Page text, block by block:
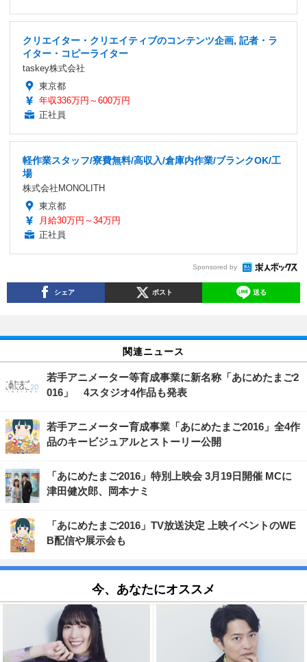
クリエイター・クリエイティブのコンテンツ企画, 記者・ラ
イター・コピーライター
taskey株式会社
東京都
年収336万円～600万円
正社員
軽作業スタッフ/寮費無料/高収入/倉庫内作業/ブランクOK/工
場
株式会社MONOLITH
東京都
月給30万円～34万円
正社員
Sponsored by
シェア ポスト 送る
関連ニュース
若手アニメーター等育成事業に新名称「あにめたまご2
016」 4スタジオ4作品も発表
若手アニメーター育成事業「あにめたまご2016」全4作
品のキービジュアルとストーリー公開
「あにめたまご2016」特別上映会 3月19日開催 MCに
津田健次郎、岡本ナミ
「あにめたまご2016」TV放送決定 上映イベントのWE
B配信や展示会も
今、あなたにオススメ